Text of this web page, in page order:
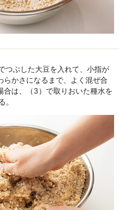
つぶした大豆を入れて、小指が
らかさになるまで、よく混ぜ合
合は、（3）で取りおいた種水を
。